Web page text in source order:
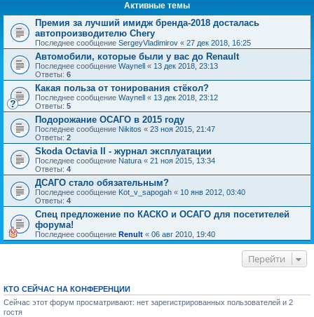
Активные темы
Премия за лучший имидж бренда-2018 досталась
автопроизводителю Chery
Последнее сообщение SergeyVladimirov « 27 дек 2018, 16:25
Автомобили, которые были у вас до Renault
Последнее сообщение Waynell « 13 дек 2018, 23:13
Ответы: 6
Какая польза от тонирования стёкол?
Последнее сообщение Waynell « 13 дек 2018, 23:12
Ответы: 5
Подорожание ОСАГО в 2015 году
Последнее сообщение Nikitos « 23 ноя 2015, 21:47
Ответы: 2
Skoda Octavia II - журнал эксплуатации
Последнее сообщение Natura « 21 ноя 2015, 13:34
Ответы: 4
ДСАГО стало обязательным?
Последнее сообщение Kot_v_sapogah « 10 янв 2012, 03:40
Ответы: 4
Спец предложение по КАСКО и ОСАГО для посетителей
форума!
Последнее сообщение Renult « 06 авг 2010, 19:40
Перейти
КТО СЕЙЧАС НА КОНФЕРЕНЦИИ
Сейчас этот форум просматривают: нет зарегистрированных пользователей и 2
гостя